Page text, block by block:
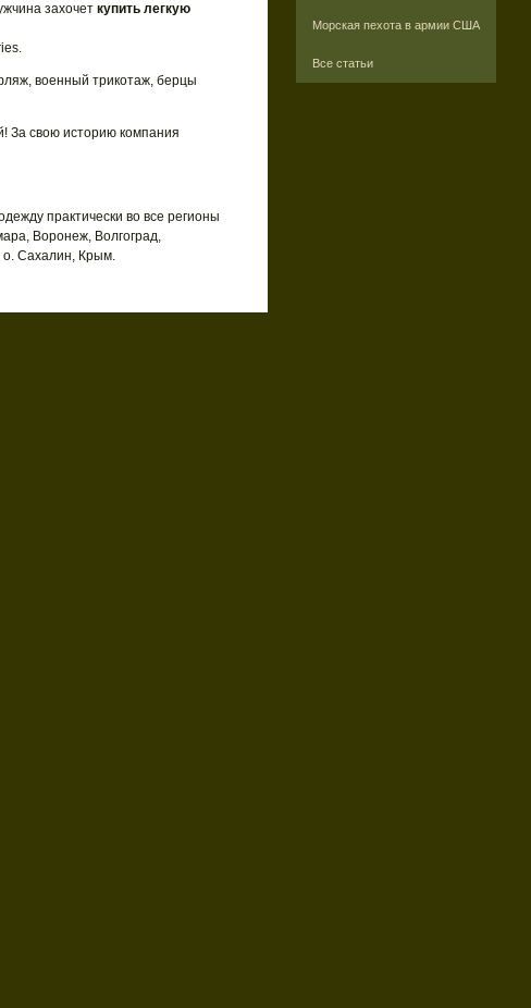
Морская пехота в армии США
Все статьи
захочет купить легкую
военный трикотаж, берцы
За свою историю компания
практически во все регионы
Воронеж, Волгоград,
о. Сахалин, Крым.